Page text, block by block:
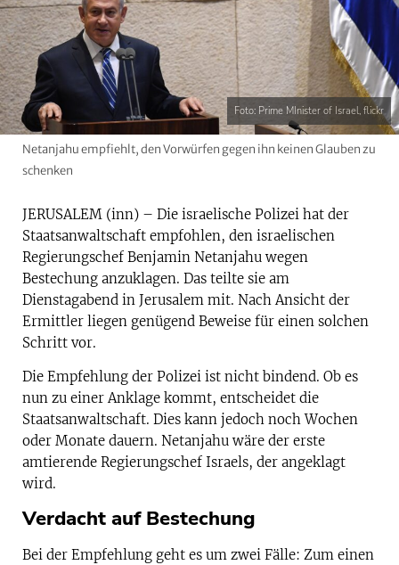
Foto: Prime MInister of Israel, flickr
Netanjahu empfiehlt, den Vorwürfen gegen ihn keinen Glauben zu
schenken
JERUSALEM (inn) – Die israelische Polizei hat der
Staatsanwaltschaft empfohlen, den israelischen
Regierungschef Benjamin Netanjahu wegen
Bestechung anzuklagen. Das teilte sie am
Dienstagabend in Jerusalem mit. Nach Ansicht der
Ermittler liegen genügend Beweise für einen solchen
Schritt vor.
Die Empfehlung der Polizei ist nicht bindend. Ob es
nun zu einer Anklage kommt, entscheidet die
Staatsanwaltschaft. Dies kann jedoch noch Wochen
oder Monate dauern. Netanjahu wäre der erste
amtierende Regierungschef Israels, der angeklagt
wird.
Verdacht auf Bestechung
Bei der Empfehlung geht es um zwei Fälle: Zum einen